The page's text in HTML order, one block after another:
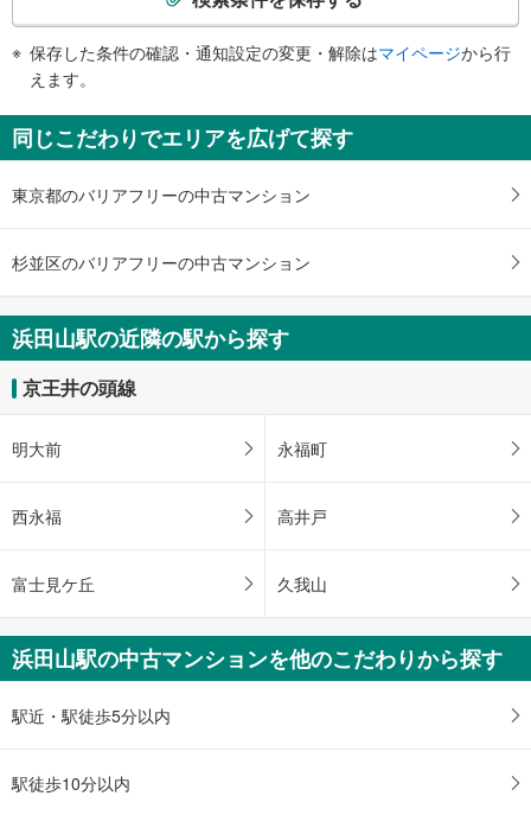
知
を
け
る
・
件
を
マ
イ
ー
に
す
保存した条件の確認・通知設定の変更・解除はマイページから行
えます。
同じこだわりでエリアを広げて探す
東京都のバリアフリーの中古マンション
杉並区のバリアフリーの中古マンション
浜田山駅の近隣の駅から探す
京王井の頭線
明大前 永福町
西永福 高井戸
富士見ケ丘 久我山
浜田山駅の中古マンションを他のこだわりから探す
駅近・駅徒歩5分以内
駅徒歩10分以内